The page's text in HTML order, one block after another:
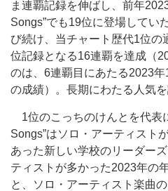
ま連覇記録を伸ばし、前年
Songs”でも19位に登場してい
び続け、当チャート歴代1位の
位記録となる16連覇を達成（
のは、6連覇目にあたる2023
の成績）。長期にわたる人気を
1位のこっちのけんとを代表
Songs”はソロ・アーティスト
あった新しい学校のリーダー
ティストが多かった2023年の
と、ソロ・アーティスト楽曲